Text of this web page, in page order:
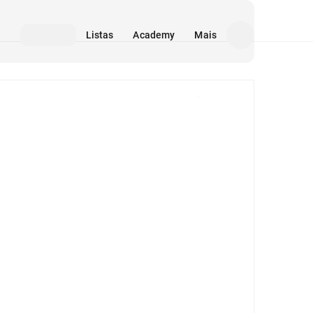
Listas Academy Mais